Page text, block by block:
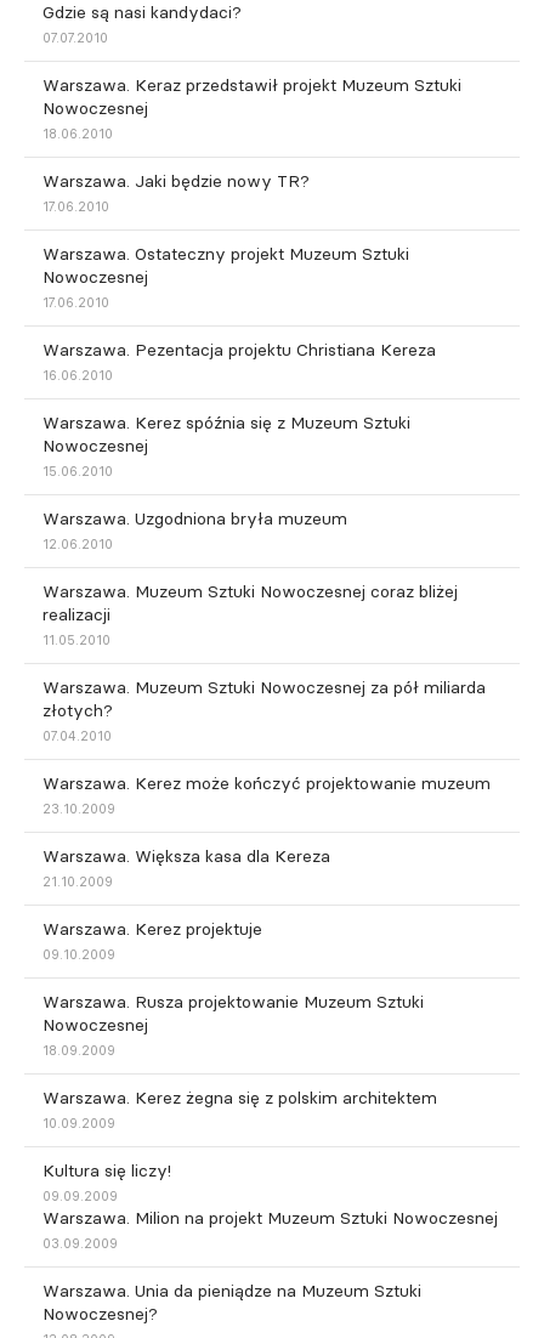
Gdzie są nasi kandydaci?
07.07.2010
Warszawa. Keraz przedstawił projekt Muzeum Sztuki
Nowoczesnej
18.06.2010
Warszawa. Jaki będzie nowy TR?
17.06.2010
Warszawa. Ostateczny projekt Muzeum Sztuki
Nowoczesnej
17.06.2010
Warszawa. Pezentacja projektu Christiana Kereza
16.06.2010
Warszawa. Kerez spóźnia się z Muzeum Sztuki
Nowoczesnej
15.06.2010
Warszawa. Uzgodniona bryła muzeum
12.06.2010
Warszawa. Muzeum Sztuki Nowoczesnej coraz bliżej
realizacji
11.05.2010
Warszawa. Muzeum Sztuki Nowoczesnej za pół miliarda
złotych?
07.04.2010
Warszawa. Kerez może kończyć projektowanie muzeum
23.10.2009
Warszawa. Większa kasa dla Kereza
21.10.2009
Warszawa. Kerez projektuje
09.10.2009
Warszawa. Rusza projektowanie Muzeum Sztuki
Nowoczesnej
18.09.2009
Warszawa. Kerez żegna się z polskim architektem
10.09.2009
Kultura się liczy!
09.09.2009
Warszawa. Milion na projekt Muzeum Sztuki Nowoczesnej
03.09.2009
Warszawa. Unia da pieniądze na Muzeum Sztuki
Nowoczesnej?